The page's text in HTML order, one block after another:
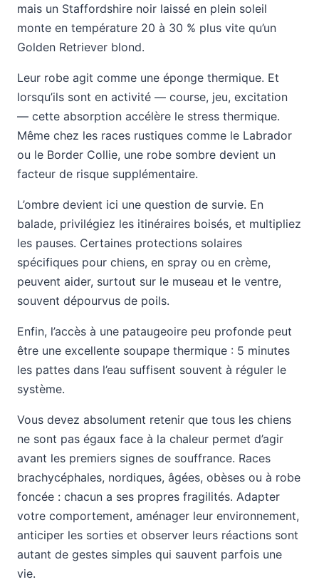
mais un Staffordshire noir laissé en plein soleil
monte en température 20 à 30 % plus vite qu’un
Golden Retriever blond.
Leur robe agit comme une éponge thermique. Et
lorsqu’ils sont en activité — course, jeu, excitation
— cette absorption accélère le stress thermique.
Même chez les races rustiques comme le Labrador
ou le Border Collie, une robe sombre devient un
facteur de risque supplémentaire.
L’ombre devient ici une question de survie. En
balade, privilégiez les itinéraires boisés, et multipliez
les pauses. Certaines protections solaires
spécifiques pour chiens, en spray ou en crème,
peuvent aider, surtout sur le museau et le ventre,
souvent dépourvus de poils.
Enfin, l’accès à une pataugeoire peu profonde peut
être une excellente soupape thermique : 5 minutes
les pattes dans l’eau suffisent souvent à réguler le
système.
Vous devez absolument retenir que tous les chiens
ne sont pas égaux face à la chaleur permet d’agir
avant les premiers signes de souffrance. Races
brachycéphales, nordiques, âgées, obèses ou à robe
foncée : chacun a ses propres fragilités. Adapter
votre comportement, aménager leur environnement,
anticiper les sorties et observer leurs réactions sont
autant de gestes simples qui sauvent parfois une
vie.